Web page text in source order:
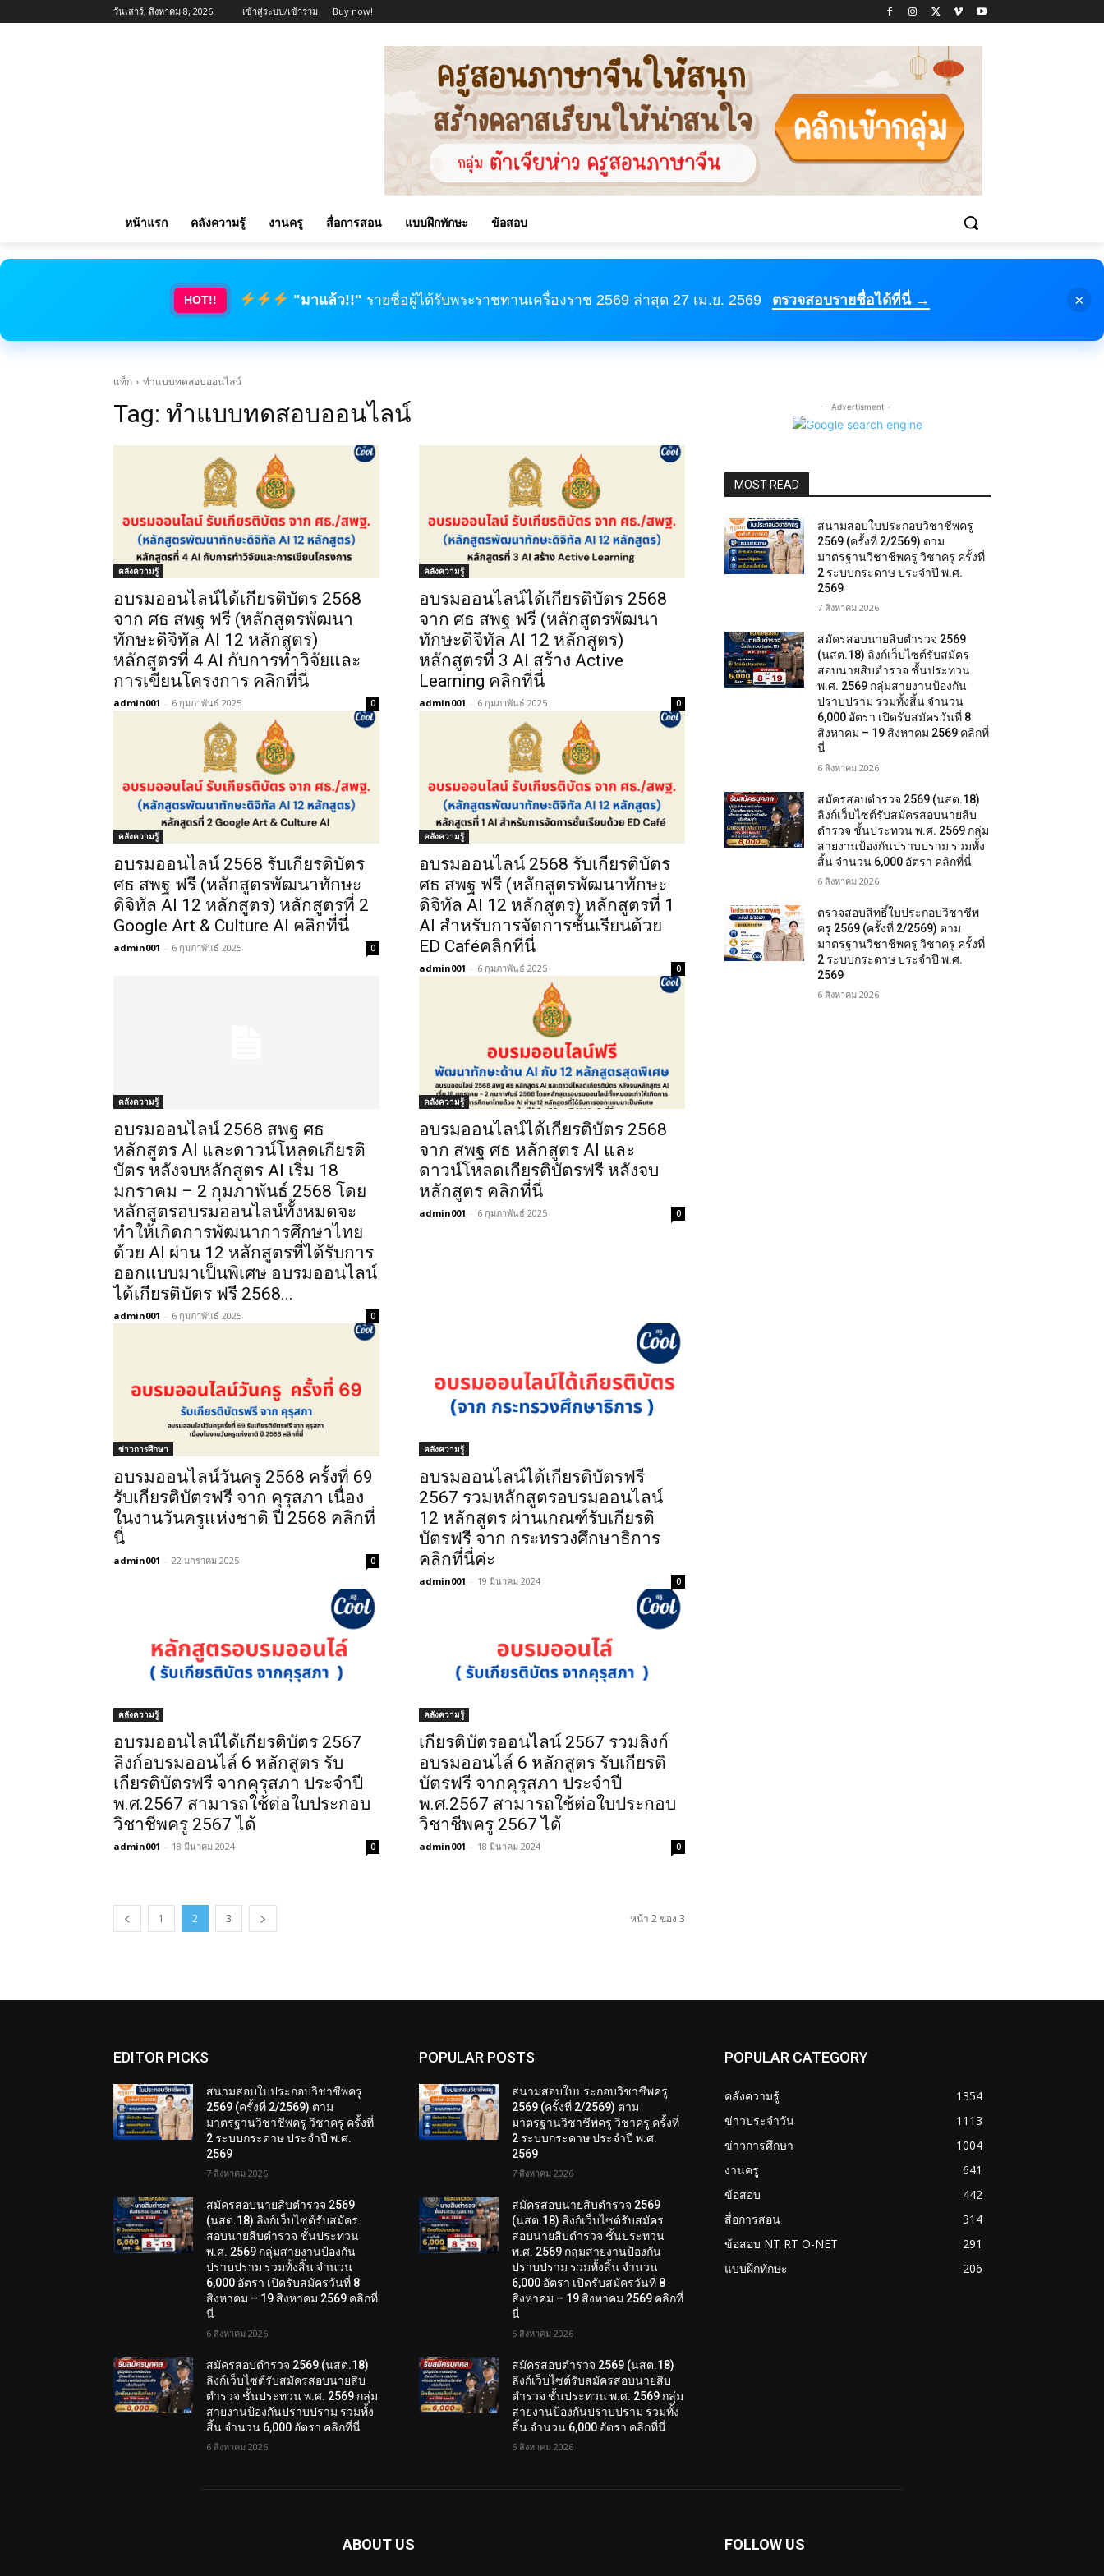
วันเสาร์, สิงหาคม 8, 2026 เข้าสู่ระบบ/เข้าร่วม Buy now!
หน้าแรก คลังความรู้ งานครู สื่อการสอน แบบฝึกทักษะ ข้อสอบ
HOT!! "มาแล้ว!!" รายชื่อผู้ได้รับพระราชทานเครื่องราช 2569 ล่าสุด 27 เม.ย. 2569 ตรวจสอบรายชื่อได้ที่นี่ → ×
แท็ก ทำแบบทดสอบออนไลน์
Tag: ทำแบบทดสอบออนไลน์
คลังความรู้
อบรมออนไลน์ได้เกียรติบัตร 2568
จาก ศธ สพฐ ฟรี (หลักสูตรพัฒนา
ทักษะดิจิทัล AI 12 หลักสูตร)
หลักสูตรที่ 4 AI กับการทำวิจัยและ
การเขียนโครงการ คลิกที่นี่
admin001 - 6 กุมภาพันธ์ 2025 0
คลังความรู้
อบรมออนไลน์ได้เกียรติบัตร 2568
จาก ศธ สพฐ ฟรี (หลักสูตรพัฒนา
ทักษะดิจิทัล AI 12 หลักสูตร)
หลักสูตรที่ 3 AI สร้าง Active
Learning คลิกที่นี่
admin001 - 6 กุมภาพันธ์ 2025 0
คลังความรู้
อบรมออนไลน์ 2568 รับเกียรติบัตร
ศธ สพฐ ฟรี (หลักสูตรพัฒนาทักษะ
ดิจิทัล AI 12 หลักสูตร) หลักสูตรที่ 2
Google Art & Culture AI คลิกที่นี่
admin001 - 6 กุมภาพันธ์ 2025 0
คลังความรู้
อบรมออนไลน์ 2568 รับเกียรติบัตร
ศธ สพฐ ฟรี (หลักสูตรพัฒนาทักษะ
ดิจิทัล AI 12 หลักสูตร) หลักสูตรที่ 1
AI สำหรับการจัดการชั้นเรียนด้วย
ED Caféคลิกที่นี่
admin001 - 6 กุมภาพันธ์ 2025 0
คลังความรู้
อบรมออนไลน์ 2568 สพฐ ศธ
หลักสูตร AI และดาวน์โหลดเกียรติ
บัตร หลังจบหลักสูตร AI เริ่ม 18
มกราคม – 2 กุมภาพันธ์ 2568 โดย
หลักสูตรอบรมออนไลน์ทั้งหมดจะ
ทำให้เกิดการพัฒนาการศึกษาไทย
ด้วย AI ผ่าน 12 หลักสูตรที่ได้รับการ
ออกแบบมาเป็นพิเศษ อบรมออนไลน์
ได้เกียรติบัตร ฟรี 2568...
admin001 - 6 กุมภาพันธ์ 2025 0
คลังความรู้
อบรมออนไลน์ได้เกียรติบัตร 2568
จาก สพฐ ศธ หลักสูตร AI และ
ดาวน์โหลดเกียรติบัตรฟรี หลังจบ
หลักสูตร คลิกที่นี่
admin001 - 6 กุมภาพันธ์ 2025 0
ข่าวการศึกษา
อบรมออนไลน์วันครู 2568 ครั้งที่ 69
รับเกียรติบัตรฟรี จาก คุรุสภา เนื่อง
ในงานวันครูแห่งชาติ ปี 2568 คลิกที่
นี่
admin001 - 22 มกราคม 2025 0
คลังความรู้
อบรมออนไลน์ได้เกียรติบัตรฟรี
2567 รวมหลักสูตรอบรมออนไลน์
12 หลักสูตร ผ่านเกณฑ์รับเกียรติ
บัตรฟรี จาก กระทรวงศึกษาธิการ
คลิกที่นี่ค่ะ
admin001 - 19 มีนาคม 2024 0
คลังความรู้
อบรมออนไลน์ได้เกียรติบัตร 2567
ลิงก์อบรมออนไล์ 6 หลักสูตร รับ
เกียรติบัตรฟรี จากคุรุสภา ประจำปี
พ.ศ.2567 สามารถใช้ต่อใบประกอบ
วิชาชีพครู 2567 ได้
admin001 - 18 มีนาคม 2024 0
คลังความรู้
เกียรติบัตรออนไลน์ 2567 รวมลิงก์
อบรมออนไล์ 6 หลักสูตร รับเกียรติ
บัตรฟรี จากคุรุสภา ประจำปี
พ.ศ.2567 สามารถใช้ต่อใบประกอบ
วิชาชีพครู 2567 ได้
admin001 - 18 มีนาคม 2024 0
1 2 3 หน้า 2 ของ 3
- Advertisment -
MOST READ
สนามสอบใบประกอบวิชาชีพครู
2569 (ครั้งที่ 2/2569) ตาม
มาตรฐานวิชาชีพครู วิชาครู ครั้งที่
2 ระบบกระดาษ ประจำปี พ.ศ.
2569
7 สิงหาคม 2026
สมัครสอบนายสิบตำรวจ 2569
(นสต.18) ลิงก์เว็บไซต์รับสมัคร
สอบนายสิบตำรวจ ชั้นประทวน
พ.ศ. 2569 กลุ่มสายงานป้องกัน
ปราบปราม รวมทั้งสิ้น จำนวน
6,000 อัตรา เปิดรับสมัครวันที่ 8
สิงหาคม – 19 สิงหาคม 2569 คลิกที่
นี่
6 สิงหาคม 2026
สมัครสอบตํารวจ 2569 (นสต.18)
ลิงก์เว็บไซต์รับสมัครสอบนายสิบ
ตำรวจ ชั้นประทวน พ.ศ. 2569 กลุ่ม
สายงานป้องกันปราบปราม รวมทั้ง
สิ้น จำนวน 6,000 อัตรา คลิกที่นี่
6 สิงหาคม 2026
ตรวจสอบสิทธิ์ใบประกอบวิชาชีพ
ครู 2569 (ครั้งที่ 2/2569) ตาม
มาตรฐานวิชาชีพครู วิชาครู ครั้งที่
2 ระบบกระดาษ ประจำปี พ.ศ.
2569
6 สิงหาคม 2026
EDITOR PICKS
สนามสอบใบประกอบวิชาชีพครู
2569 (ครั้งที่ 2/2569) ตาม
มาตรฐานวิชาชีพครู วิชาครู ครั้งที่
2 ระบบกระดาษ ประจำปี พ.ศ.
2569
7 สิงหาคม 2026
สมัครสอบนายสิบตำรวจ 2569
(นสต.18) ลิงก์เว็บไซต์รับสมัคร
สอบนายสิบตำรวจ ชั้นประทวน
พ.ศ. 2569 กลุ่มสายงานป้องกัน
ปราบปราม รวมทั้งสิ้น จำนวน
6,000 อัตรา เปิดรับสมัครวันที่ 8
สิงหาคม – 19 สิงหาคม 2569 คลิกที่
นี่
6 สิงหาคม 2026
สมัครสอบตํารวจ 2569 (นสต.18)
ลิงก์เว็บไซต์รับสมัครสอบนายสิบ
ตำรวจ ชั้นประทวน พ.ศ. 2569 กลุ่ม
สายงานป้องกันปราบปราม รวมทั้ง
สิ้น จำนวน 6,000 อัตรา คลิกที่นี่
6 สิงหาคม 2026
POPULAR POSTS
สนามสอบใบประกอบวิชาชีพครู
2569 (ครั้งที่ 2/2569) ตาม
มาตรฐานวิชาชีพครู วิชาครู ครั้งที่
2 ระบบกระดาษ ประจำปี พ.ศ.
2569
7 สิงหาคม 2026
สมัครสอบนายสิบตำรวจ 2569
(นสต.18) ลิงก์เว็บไซต์รับสมัคร
สอบนายสิบตำรวจ ชั้นประทวน
พ.ศ. 2569 กลุ่มสายงานป้องกัน
ปราบปราม รวมทั้งสิ้น จำนวน
6,000 อัตรา เปิดรับสมัครวันที่ 8
สิงหาคม – 19 สิงหาคม 2569 คลิกที่
นี่
6 สิงหาคม 2026
สมัครสอบตํารวจ 2569 (นสต.18)
ลิงก์เว็บไซต์รับสมัครสอบนายสิบ
ตำรวจ ชั้นประทวน พ.ศ. 2569 กลุ่ม
สายงานป้องกันปราบปราม รวมทั้ง
สิ้น จำนวน 6,000 อัตรา คลิกที่นี่
6 สิงหาคม 2026
POPULAR CATEGORY
คลังความรู้
1354
ข่าวประจำวัน
1113
ข่าวการศึกษา
1004
งานครู
641
ข้อสอบ
442
สื่อการสอน
314
ข้อสอบ NT RT O-NET
291
แบบฝึกทักษะ
206
ABOUT US FOLLOW US